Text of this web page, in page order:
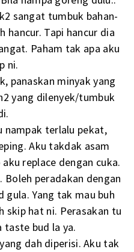
sangat tumbuk bahan-
hancur. Tapi hancur dia
Paham tak apa aku
ni.
panaskan minyak yang
yang dilenyek/tumbuk
nampak terlalu pekat,
Aku takdak asam
replace dengan cuka.
Boleh peradakan dengan
gula. Yang tak mau buh
skip hat ni. Perasakan tu
taste bud la ya.
dah diperisi. Aku tak